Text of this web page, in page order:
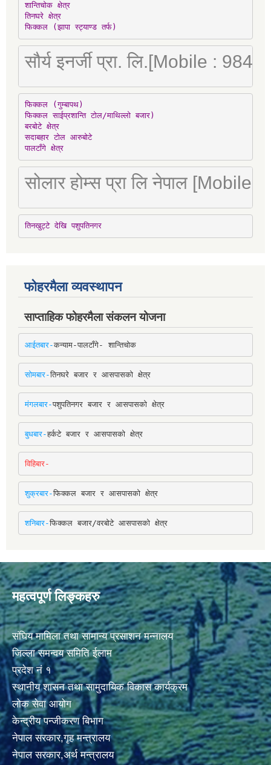
शान्तिचोक क्षेत्र
तिनघरे क्षेत्र
फिक्कल (झापा स्ट्याण्ड तर्फ)
सौर्य इनर्जी प्रा. लि.[Mobile :
फिक्कल (गुम्बापथ)
फिक्कल साईप्रशान्ति टोल/माथिल्लो बजार)
बरबोटे क्षेत्र
सदाबहार टोल आरुबोटे
पालटाँगे क्षेत्र
सोलार होम्स प्रा लि नेपाल [Mobile
तिनखुट्टे देखि पशुपतिनगर
फोहरमैला व्यवस्थापन
साप्ताहिक फोहरमैला संकलन योजना
आईतबार-कन्याम-पालटाँगे- शान्तिचोक
सोमबार-तिनघरे बजार र आसपासको क्षेत्र
मंगलबार-पशुपतिनगर बजार र आसपासको क्षेत्र
बुधबार-हर्कटे बजार र आसपासको क्षेत्र
विहिबार-
शुक्रबार-फिक्कल बजार र आसपासको क्षेत्र
शनिबार-फिक्कल बजार/वरबोटे आसपासको क्षेत्र
महत्वपूर्ण लिङ्कहरु
संघिय मामिला तथा सामान्य प्रसाशन मन्नालय
जिल्ला समन्वय समिति ईलाम
प्रदेश नं १
स्थानीय शासन तथा सामुदायिक विकास कार्यक्रम
लोक सेवा आयोग
केन्द्रीय पन्जीकरण बिभाग
नेपाल सरकार,गृह मन्त्रालय
नेपाल सरकार,अर्थ मन्त्रालय